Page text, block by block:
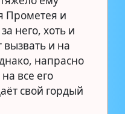
Прометея и
него, хоть и
и на
напрасно
все его
свой гордый